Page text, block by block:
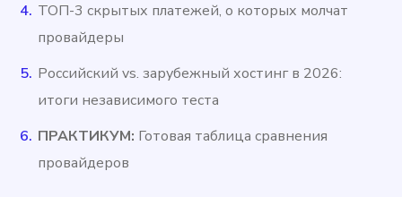
ТОП-3 скрытых платежей, о которых молчат
провайдеры
Российский vs. зарубежный хостинг в 2026:
итоги независимого теста
ПРАКТИКУМ: Готовая таблица сравнения
провайдеров